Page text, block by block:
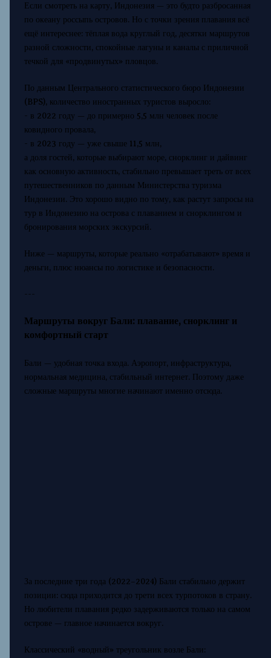
Если смотреть на карту, Индонезия — это будто разбросанная
по океану россыпь островов. Но с точки зрения плавания всё
ещё интереснее: тёплая вода круглый год, десятки маршрутов
разной сложности, спокойные лагуны и каналы с приличной
течкой для «продвинутых» пловцов.
По данным Центрального статистического бюро Индонезии
(BPS), количество иностранных туристов выросло:
- в 2022 году — до примерно 5,5 млн человек после
ковидного провала,
- в 2023 году — уже свыше 11,5 млн,
а доля гостей, которые выбирают море, снорклинг и дайвинг
как основную активность, стабильно превышает треть от всех
путешественников по данным Министерства туризма
Индонезии. Это хорошо видно по тому, как растут запросы на
тур в Индонезию на острова с плаванием и снорклингом и
бронирования морских экскурсий.
Ниже — маршруты, которые реально «отрабатывают» время и
деньги, плюс нюансы по логистике и безопасности.
---
Маршруты вокруг Бали: плавание, снорклинг и
комфортный старт
Бали — удобная точка входа. Аэропорт, инфраструктура,
нормальная медицина, стабильный интернет. Поэтому даже
сложные маршруты многие начинают именно отсюда.
За последние три года (2022–2024) Бали стабильно держит
позиции: сюда приходится до трети всех турпотоков в страну.
Но любители плавания редко задерживаются только на самом
острове — главное начинается вокруг.
Классический «водный» треугольник возле Бали: